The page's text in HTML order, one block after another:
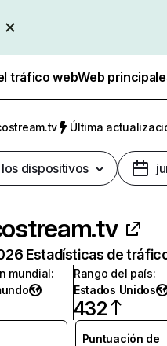
tráfico webWeb
Última
dispositivos
Estadísticas de
mundial:
Rango del país:
Estados Unidos
432
Puntuación de